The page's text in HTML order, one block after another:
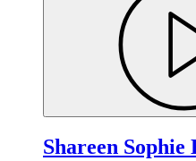
Shareen Sophie